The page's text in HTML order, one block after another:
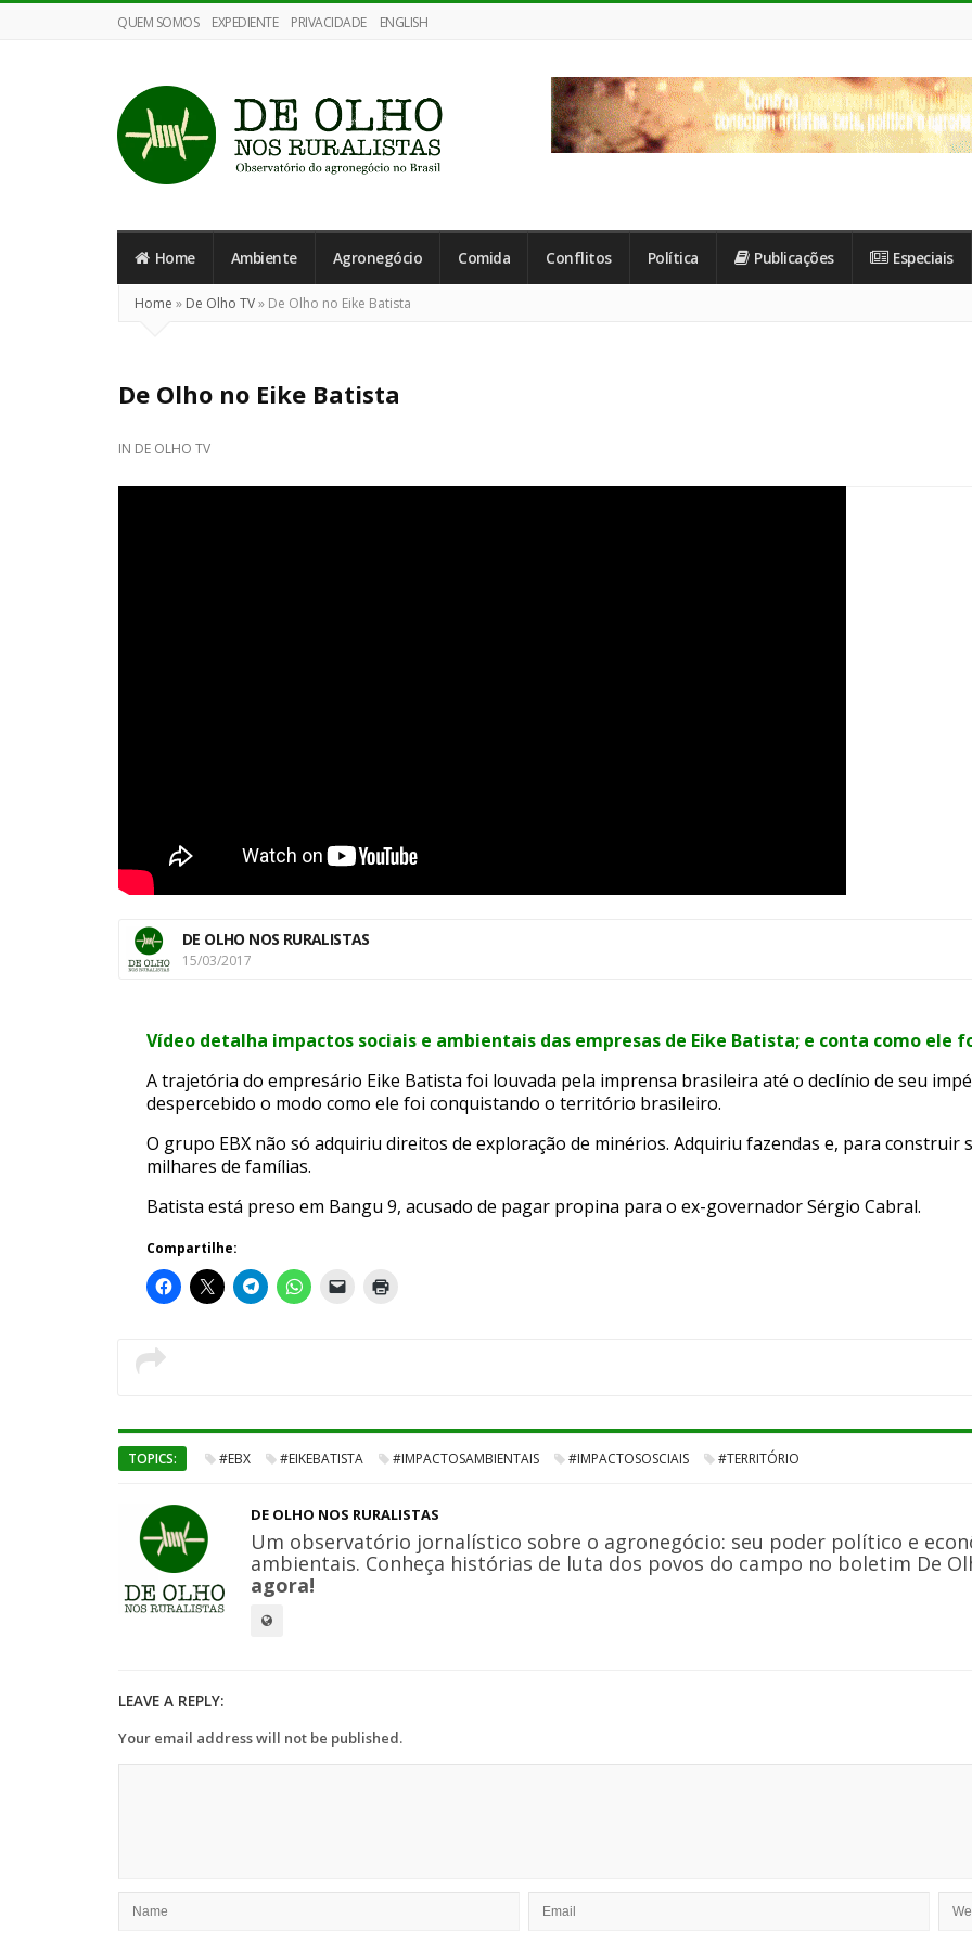
QUEM SOMOS EXPEDIENTE PRIVACIDADE ENGLISH
Olho
nos
Ruralistas
Home Ambiente Agronegócio Comida Conflitos Política Publicações Especiais
Home » De Olho TV» De Olho no Eike Batista
De Olho no Eike Batista
IN DE OLHO TV
DE OLHO NOS RURALISTAS
15/03/2017
Vídeo detalha impactos sociais e ambientais das empresas de Eike Batista; e conta como ele
A trajetória do empresário Eike Batista foi louvada pela imprensa brasileira até o declínio de seu
despercebido o modo como ele foi conquistando o território brasileiro.
O grupo EBX não só adquiriu direitos de exploração de minérios. Adquiriu fazendas e, para construir
milhares de famílias.
Batista está preso em Bangu 9, acusado de pagar propina para o ex-governador Sérgio Cabral.
Compartilhe:
TOPICS: #EBX #EIKEBATISTA #IMPACTOSAMBIENTAIS #IMPACTOSOSCIAIS #TERRITÓRIO
DE OLHO NOS RURALISTAS
Um observatório jornalístico sobre o agronegócio: seu poder político e
ambientais. Conheça histórias de luta dos povos do campo no boletim De
agora!
LEAVE A REPLY:
Your email address will not be published.